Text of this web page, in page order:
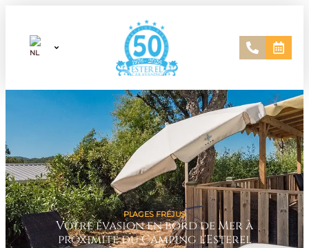
PLAGES FRÉJUS
Votre évasion en bord de Mer à
proximité du Camping l'Esterel